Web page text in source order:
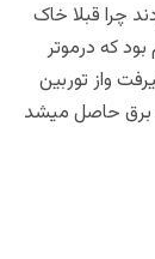
چرا قبلا خاک
بود که درموتر
واز توربین
بند برق حاصل میشد